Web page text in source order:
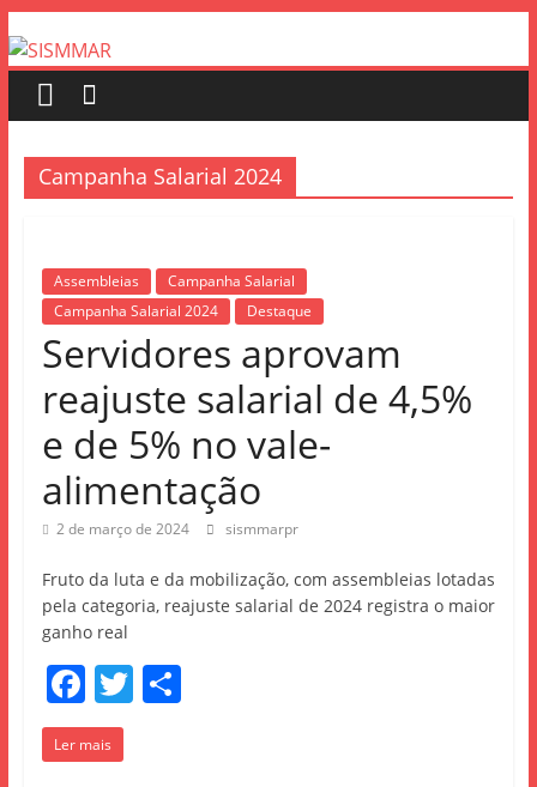
Campanha Salarial 2024
Assembleias
Campanha Salarial
Campanha Salarial 2024
Destaque
Servidores aprovam
reajuste salarial de 4,5%
e de 5% no vale-
alimentação
2 de março de 2024 sismmarpr
Fruto da luta e da mobilização, com assembleias lotadas
pela categoria, reajuste salarial de 2024 registra o maior
ganho real
F
a
c
T S
Ler mais